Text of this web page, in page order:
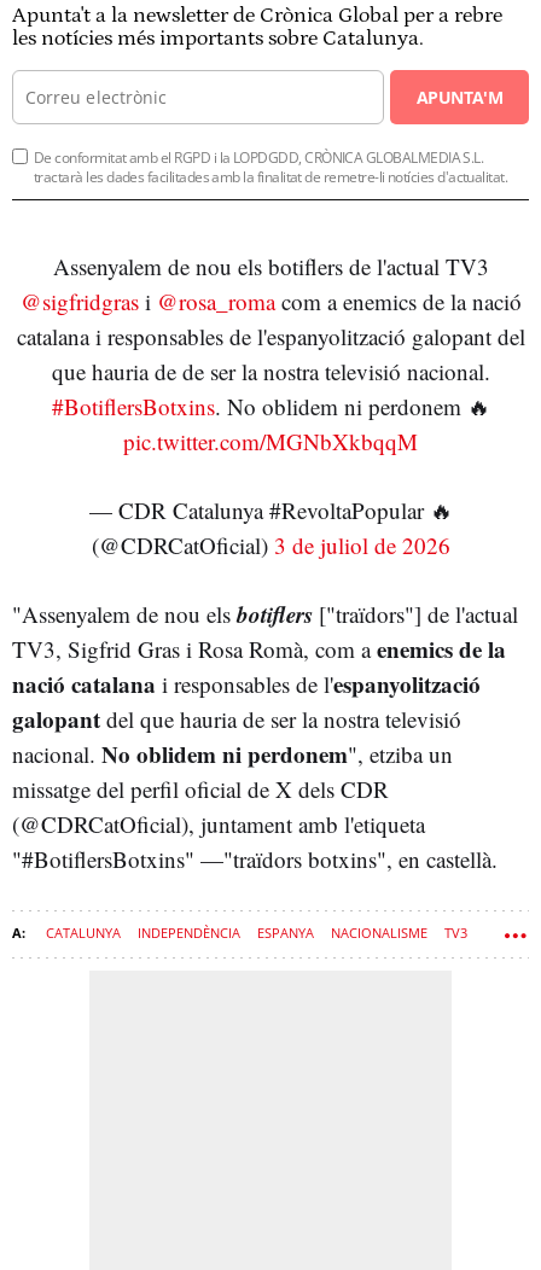
Apunta't a la newsletter de Crònica Global per a rebre
les notícies més importants sobre Catalunya.
APUNTA'M
De conformitat amb el RGPD i la LOPDGDD, CRÒNICA GLOBALMEDIA S.L.
tractarà les dades facilitades amb la finalitat de remetre-li notícies d'actualitat.
Assenyalem de nou els botiflers de l'actual TV3
@sigfridgrasi @rosa_romacom a enemics de la nació
catalana i responsables de l'espanyolització galopant del
que hauria de de ser la nostra televisió nacional.
#BotiflersBotxins. No oblidem ni perdonem 🔥
pic.twitter.com/MGNbXkbqqM
— CDR Catalunya #RevoltaPopular 🔥
(@CDRCatOficial) 3 de juliol de 2026
"Assenyalem de nou elsbotiflers ["traïdors"] de l'actual
TV3, Sigfrid Gras i Rosa Romà, com aenemics de la
nació catalana i responsables de l'espanyolització
galopant del que hauria de ser la nostra televisió
nacional. No oblidem ni perdonem", etziba un
missatge del perfil oficial de X dels CDR
(@CDRCatOficial), juntament amb l'etiqueta
"#BotiflersBotxins" —"traïdors botxins", en castellà.
CATALUNYA INDEPENDÈNCIA ESPANYA NACIONALISME TV3